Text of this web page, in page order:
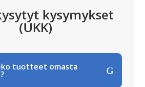
kysymykset
(UKK)
tuotteet omasta